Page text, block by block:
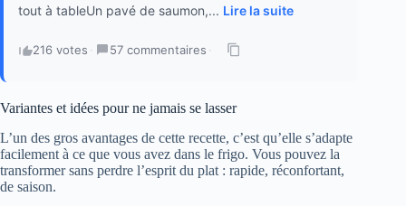
tout à tableUn pavé de saumon,... Lire la suite
216 votes · 57 commentaires ·
Variantes et idées pour ne jamais se lasser
L’un des gros avantages de cette recette, c’est qu’elle s’adapte
facilement à ce que vous avez dans le frigo. Vous pouvez la
transformer sans perdre l’esprit du plat : rapide, réconfortant,
de saison.